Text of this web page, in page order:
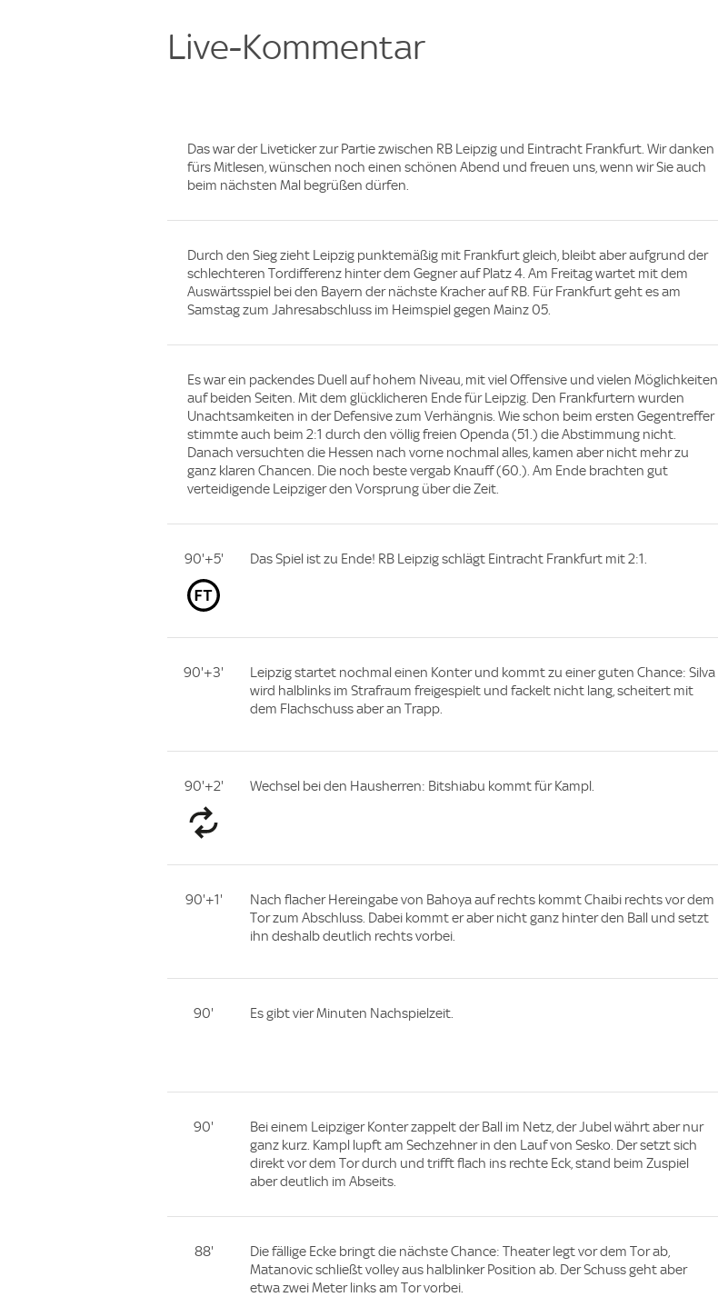
Live-Kommentar
Das war der Liveticker zur Partie zwischen RB Leipzig und Eintracht Frankfurt. Wir danken
fürs Mitlesen, wünschen noch einen schönen Abend und freuen uns, wenn wir Sie auch
beim nächsten Mal begrüßen dürfen.
Durch den Sieg zieht Leipzig punktemäßig mit Frankfurt gleich, bleibt aber aufgrund der
schlechteren Tordifferenz hinter dem Gegner auf Platz 4. Am Freitag wartet mit dem
Auswärtsspiel bei den Bayern der nächste Kracher auf RB. Für Frankfurt geht es am
Samstag zum Jahresabschluss im Heimspiel gegen Mainz 05.
Es war ein packendes Duell auf hohem Niveau, mit viel Offensive und vielen Möglichkeiten
auf beiden Seiten. Mit dem glücklicheren Ende für Leipzig. Den Frankfurtern wurden
Unachtsamkeiten in der Defensive zum Verhängnis. Wie schon beim ersten Gegentreffer
stimmte auch beim 2:1 durch den völlig freien Openda (51.) die Abstimmung nicht.
Danach versuchten die Hessen nach vorne nochmal alles, kamen aber nicht mehr zu
ganz klaren Chancen. Die noch beste vergab Knauff (60.). Am Ende brachten gut
verteidigende Leipziger den Vorsprung über die Zeit.
90'+5' Das Spiel ist zu Ende! RB Leipzig schlägt Eintracht Frankfurt mit 2:1.
90'+3'
Leipzig startet nochmal einen Konter und kommt zu einer guten Chance: Silva
wird halblinks im Strafraum freigespielt und fackelt nicht lang, scheitert mit
dem Flachschuss aber an Trapp.
90'+2' Wechsel bei den Hausherren: Bitshiabu kommt für Kampl.
90'+1'
Nach flacher Hereingabe von Bahoya auf rechts kommt Chaibi rechts vor dem
Tor zum Abschluss. Dabei kommt er aber nicht ganz hinter den Ball und setzt
ihn deshalb deutlich rechts vorbei.
90' Es gibt vier Minuten Nachspielzeit.
90'
Bei einem Leipziger Konter zappelt der Ball im Netz, der Jubel währt aber nur
ganz kurz. Kampl lupft am Sechzehner in den Lauf von Sesko. Der setzt sich
direkt vor dem Tor durch und trifft flach ins rechte Eck, stand beim Zuspiel
aber deutlich im Abseits.
88'
Die fällige Ecke bringt die nächste Chance: Theater legt vor dem Tor ab,
Matanovic schließt volley aus halblinker Position ab. Der Schuss geht aber
etwa zwei Meter links am Tor vorbei.